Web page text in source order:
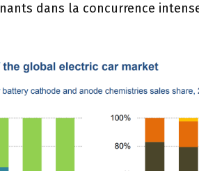
dans la concurrence